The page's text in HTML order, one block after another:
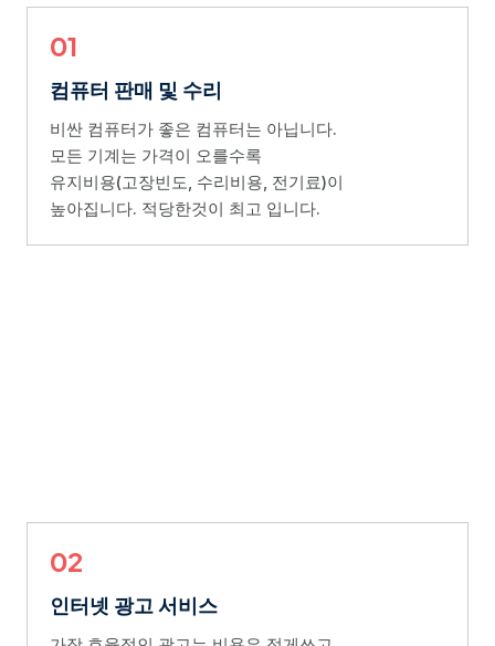
01
컴퓨터 판매 및 수리
비싼 컴퓨터가 좋은 컴퓨터는 아닙니다.
모든 기계는 가격이 오를수록
유지비용(고장빈도, 수리비용, 전기료)이
높아집니다. 적당한것이 최고 입니다.
02
인터넷 광고 서비스